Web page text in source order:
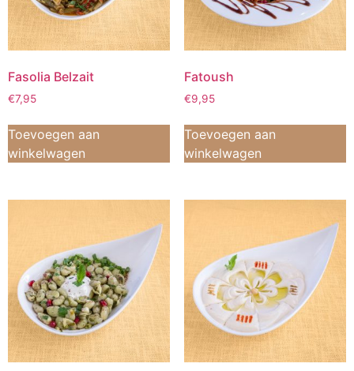
Fasolia Belzait
€7,95
Toevoegen aan
winkelwagen
Fatoush
€9,95
Toevoegen aan
winkelwagen